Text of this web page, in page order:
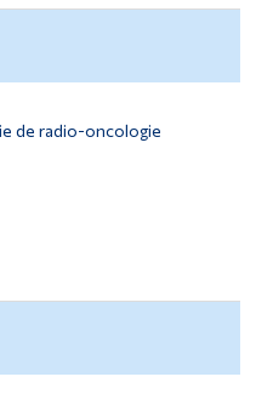
de radio-oncologie
étudiants
actuels